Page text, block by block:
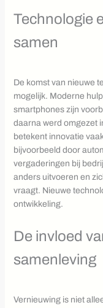
Technologie
samen
De komst van nieuwe
mogelijk. Moderne
smartphones zijn
daarna werd omgezet
betekent innovatie
bijvoorbeeld door
vergaderingen bij
anders uitvoeren en
vraagt. Nieuwe
ontwikkeling.
De invloed
samenleving
Vernieuwing is niet